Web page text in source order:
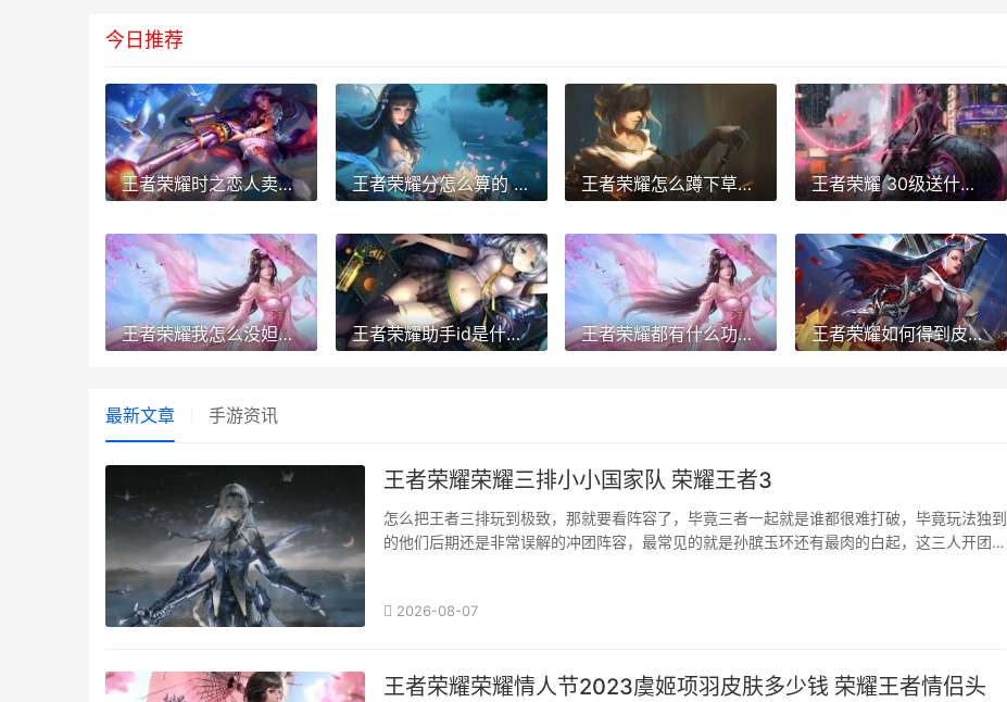
今日推荐
王者荣耀时之恋人卖多久 王者荣耀时之恋人值得入手吗 王者荣耀分怎么算的 王者的分怎么算的 王者荣耀怎么蹲下草丛 王者荣耀蹲草丛怎么知道漏视野了 王者荣耀 30级送什么 王者荣耀30级送什么
王者荣耀我怎么没妲己 为什么没有妲己这个英雄 王者荣耀助手id是什么 王者荣耀助手名字大全 王者荣耀都有什么功能 王者有啥 王者荣耀如何得到皮肤 王者荣耀如何皮肤共享给好友
最新文章 手游资讯
王者荣耀荣耀三排小小国家队 荣耀王者3
怎么把王者三排玩到极致，那就要看阵容了，毕竟三者一起就是谁都很难打破，毕竟玩法独到
的他们后期还是非常误解的冲团阵容，最常见的就是孙膑玉环还有最肉的白起，这三人开团很
2026-08-07
王者荣耀荣耀情人节2023虞姬项羽皮肤多少钱 荣耀王者情侣头